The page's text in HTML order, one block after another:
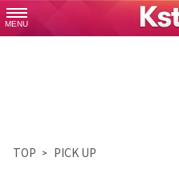
MENU
TOP PICK UP